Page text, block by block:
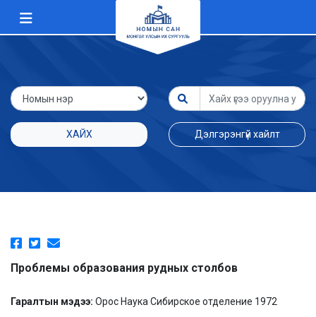
ХАЙХ Дэлгэрэнгүй хайлт
Проблемы образования рудных столбов
Гаралтын мэдээ: Орос Наука Сибирское отделение 1972